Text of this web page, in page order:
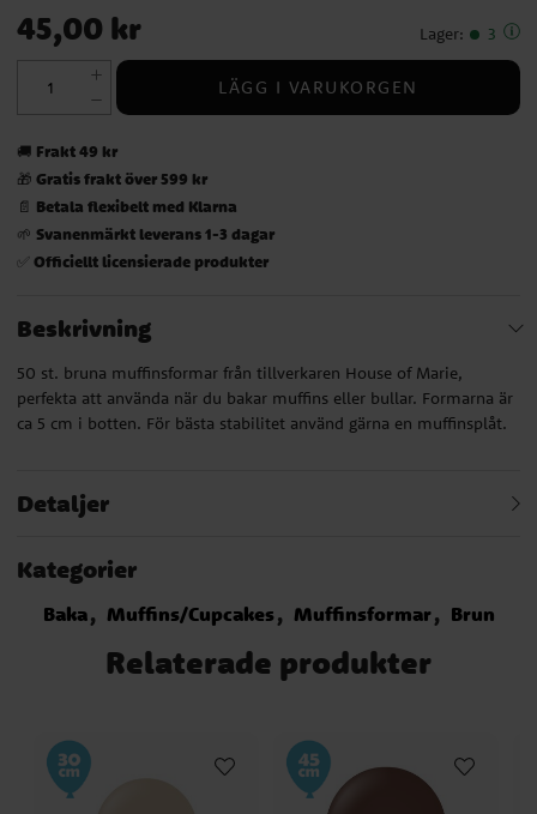
Pris: 45,00 kr
45,00 kr Lager: 3
LÄGG I VARUKORGEN
🚚 Frakt 49 kr
🎁 Gratis frakt över 599 kr
📄 Betala flexibelt med Klarna
🌱 Svanenmärkt leverans 1-3 dagar
✅ Officiellt licensierade produkter
Beskrivning
50 st. bruna muffinsformar från tillverkaren House of Marie,
perfekta att använda när du bakar muffins eller bullar. Formarna är
ca 5 cm i botten. För bästa stabilitet använd gärna en muffinsplåt.
Detaljer
Kategorier
Baka Muffins/Cupcakes Muffinsformar Brun
Relaterade produkter